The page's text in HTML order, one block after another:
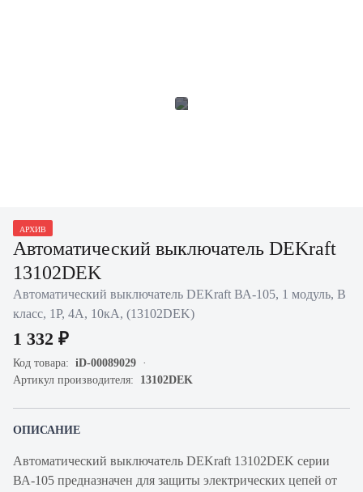
АРХИВ
Автоматический выключатель DEKraft
13102DEK
Автоматический выключатель DEKraft ВА-105, 1 модуль, B
класс, 1P, 4А, 10кА, (13102DEK)
1 332 ₽
Код товара: iD-00089029
Артикул производителя: 13102DEK
ОПИСАНИЕ
Автоматический выключатель DEKraft 13102DEK серии
ВА-105 предназначен для защиты электрических цепей от